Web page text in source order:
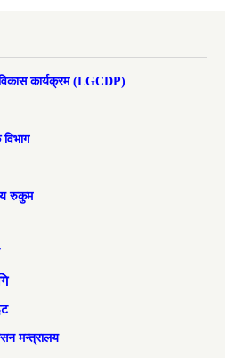
कार्यक्रम (LGCDP)
रुकुम
मन्त्रालय